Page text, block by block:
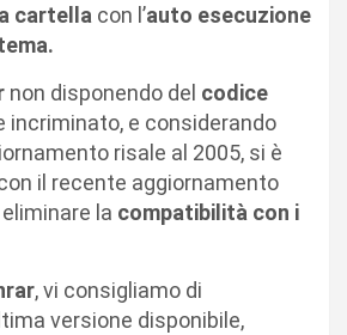
cartella con l’auto esecuzione
non disponendo del codice
incriminato, e considerando
risale al 2005, si è
il recente aggiornamento
la compatibilità con i
, vi consigliamo di
versione disponibile,